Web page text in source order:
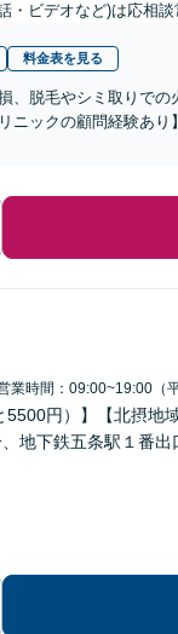
・ビデオなど)は応相談
料金表を見る
、脱毛やシミ取りで
ニックの顧問経験あ
業時間：09:00~19:00（平
5500円）】【北摂
地下鉄五条駅１番